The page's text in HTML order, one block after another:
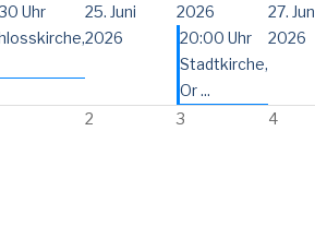
Uhr
25. Juni
2026
2026
20:00 Uhr
Stadtkirche,
Or ...
27.
2026
2 3 4